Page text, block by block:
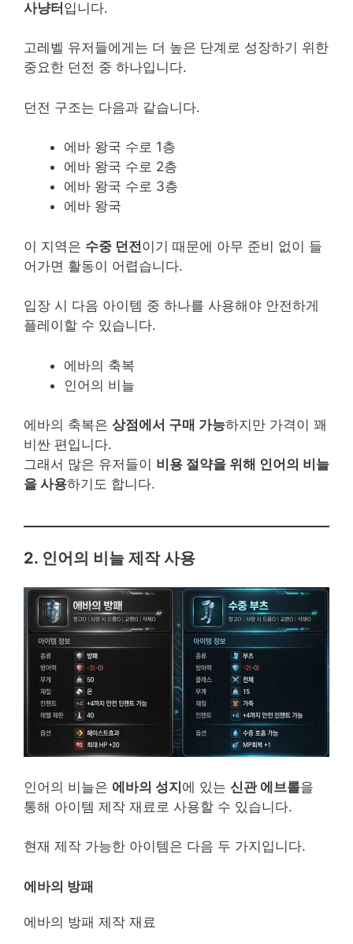
사냥터입니다.
고레벨 유저들에게는 더 높은 단계로 성장하기 위한
중요한 던전 중 하나입니다.
던전 구조는 다음과 같습니다.
에바 왕국 수로 1층
에바 왕국 수로 2층
에바 왕국 수로 3층
에바 왕국
이 지역은 수중 던전이기 때문에 아무 준비 없이 들
어가면 활동이 어렵습니다.
입장 시 다음 아이템 중 하나를 사용해야 안전하게
플레이할 수 있습니다.
에바의 축복
인어의 비늘
에바의 축복은 상점에서 구매 가능하지만 가격이 꽤
비싼 편입니다.
그래서 많은 유저들이 비용 절약을 위해 인어의 비늘
을 사용하기도 합니다.
2. 인어의 비늘 제작 사용
인어의 비늘은 에바의 성지에 있는 신관 에브롤을
통해 아이템 제작 재료로 사용할 수 있습니다.
현재 제작 가능한 아이템은 다음 두 가지입니다.
에바의 방패
에바의 방패 제작 재료